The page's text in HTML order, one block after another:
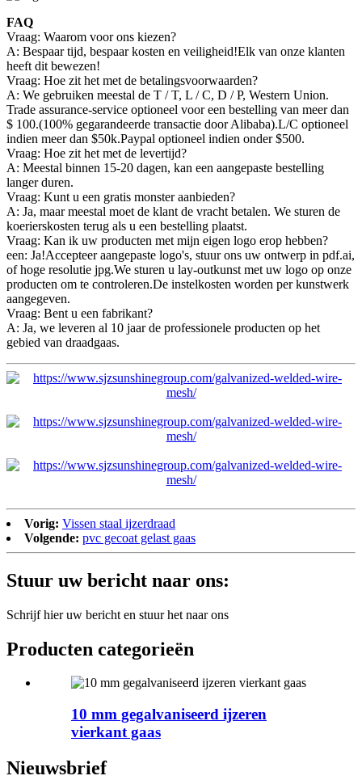
FAQ
Vraag: Waarom voor ons kiezen?
A: Bespaar tijd, bespaar kosten en veiligheid!Elk van onze klanten
heeft dit bewezen!
Vraag: Hoe zit het met de betalingsvoorwaarden?
A: We gebruiken meestal de T / T, L / C, D / P, Western Union.
Trade assurance-service optioneel voor een bestelling van meer dan
$ 100.(100% gegarandeerde transactie door Alibaba).L/C optioneel
indien meer dan $50k.Paypal optioneel indien onder $500.
Vraag: Hoe zit het met de levertijd?
A: Meestal binnen 15-20 dagen, kan een aangepaste bestelling
langer duren.
Vraag: Kunt u een gratis monster aanbieden?
A: Ja, maar meestal moet de klant de vracht betalen. We sturen de
koerierskosten terug als u een bestelling plaatst.
Vraag: Kan ik uw producten met mijn eigen logo erop hebben?
een: Ja!Accepteer aangepaste logo's, stuur ons uw ontwerp in pdf.ai,
of hoge resolutie jpg.We sturen u lay-outkunst met uw logo op onze
producten om te controleren.De instelkosten worden per kunstwerk
aangegeven.
Vraag: Bent u een fabrikant?
A: Ja, we leveren al 10 jaar de professionele producten op het
gebied van draadgaas.
Vorig: Vissen staal ijzerdraad
Volgende: pvc gecoat gelast gaas
Stuur uw bericht naar ons:
Schrijf hier uw bericht en stuur het naar ons
Producten categorieën
10 mm gegalvaniseerd ijzeren
vierkant gaas
Nieuwsbrief